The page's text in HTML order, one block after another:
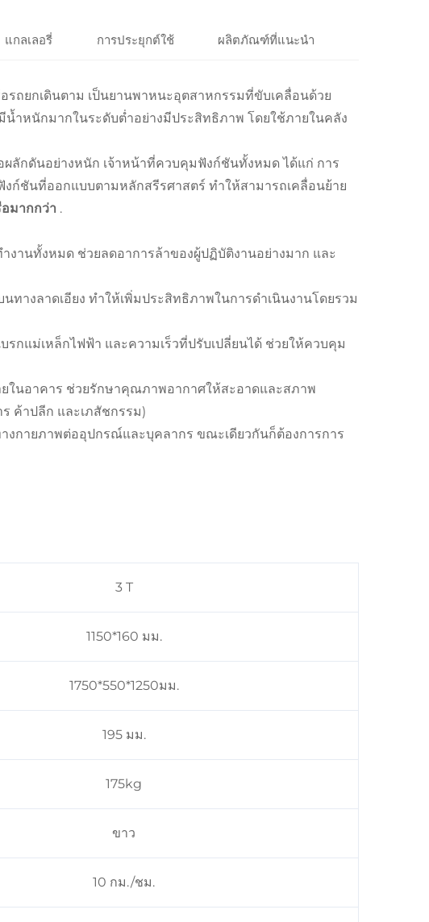
แกลเลอรี่ การประยุกต์ใช้ ผลิตภัณฑ์ที่แนะนำ
รถยกเดินตาม เป็นยานพาหนะอุตสาหกรรมที่ขับเคลื่อนด้วย
ำหนักมากในระดับต่ำอย่างมีประสิทธิภาพ โดยใช้ภายในคลัง
ผลักดันอย่างหนัก เจ้าหน้าที่ควบคุมฟังก์ชันทั้งหมด ได้แก่ การ
ก์ชันที่ออกแบบตามหลักสรีรศาสตร์ ทำให้สามารถเคลื่อนย้าย
มากกว่า .
งานทั้งหมด ช่วยลดอาการล้าของผู้ปฏิบัติงานอย่างมาก และ
ทางลาดเอียง ทำให้เพิ่มประสิทธิภาพในการดำเนินงานโดยรวม
บรกแม่เหล็กไฟฟ้า และความเร็วที่ปรับเปลี่ยนได้ ช่วยให้ควบคุม
ยในอาคาร ช่วยรักษาคุณภาพอากาศให้สะอาดและสภาพ
ค้าปลีก และเภสัชกรรม)
งกายภาพต่ออุปกรณ์และบุคลากร ขณะเดียวกันก็ต้องการการ
3 T
1150*160 มม.
1750*550*1250มม.
195 มม.
175kg
ขาว
10 กม./ชม.